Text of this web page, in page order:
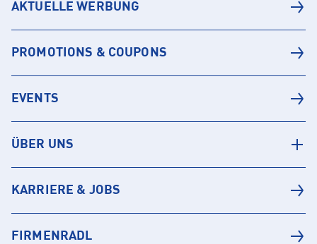
AKTUELLE WERBUNG
PROMOTIONS & COUPONS
EVENTS
ÜBER UNS
KARRIERE & JOBS
FIRMENRADL